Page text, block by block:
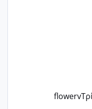
flowerv